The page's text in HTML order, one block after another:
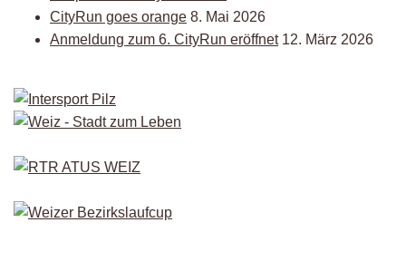
CityRun goes orange 8. Mai 2026
Anmeldung zum 6. CityRun eröffnet 12. März 2026